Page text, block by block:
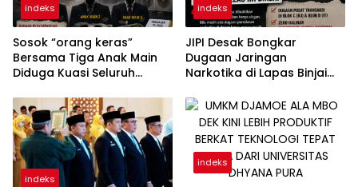
indeks
Sosok “orang keras”
Bersama Tiga Anak Main
Diduga Kuasi Seluruh
Medan
indeks
JIPI Desak Bongkar
Dugaan Jaringan
Narkotika di Lapas Binjai
Warga Binaan
indeks
indeks